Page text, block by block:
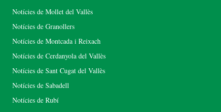
Notícies de Mollet del Vallès
Notícies de Granollers
Notícies de Montcada i Reixach
Notícies de Cerdanyola del Vallès
Notícies de Sant Cugat del Vallès
Notícies de Sabadell
Notícies de Rubí